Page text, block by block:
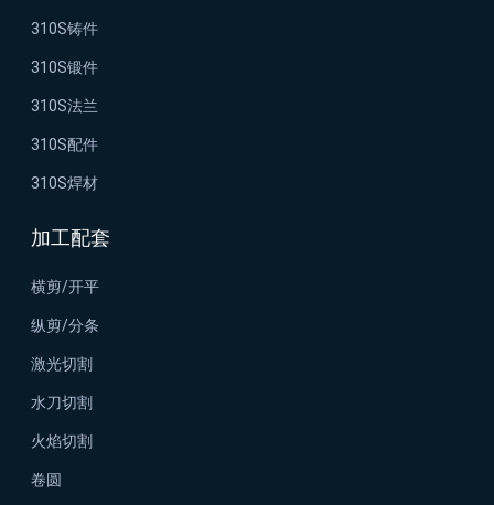
310S铸件
310S锻件
310S法兰
310S配件
310S焊材
加工配套
横剪/开平
纵剪/分条
激光切割
水刀切割
火焰切割
卷圆